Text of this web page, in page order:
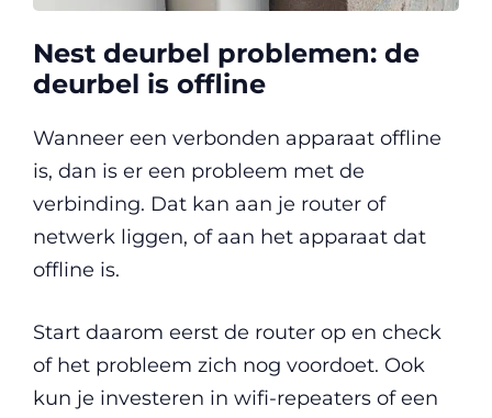
Nest deurbel problemen: de
deurbel is offline
Wanneer een verbonden apparaat offline
is, dan is er een probleem met de
verbinding. Dat kan aan je router of
netwerk liggen, of aan het apparaat dat
offline is.
Start daarom eerst de router op en check
of het probleem zich nog voordoet. Ook
kun je investeren in wifi-repeaters of een